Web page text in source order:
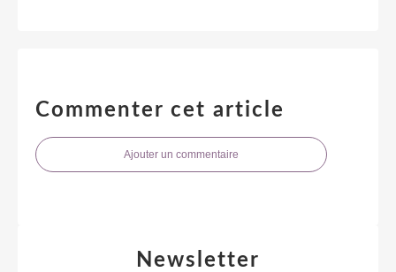
Commenter cet article
Ajouter un commentaire
Newsletter